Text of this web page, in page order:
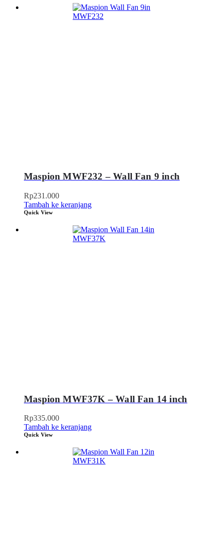
Maspion MWF232 – Wall Fan 9 inch
Rp231.000
Tambah ke keranjang
Quick View
Maspion MWF37K – Wall Fan 14 inch
Rp335.000
Tambah ke keranjang
Quick View